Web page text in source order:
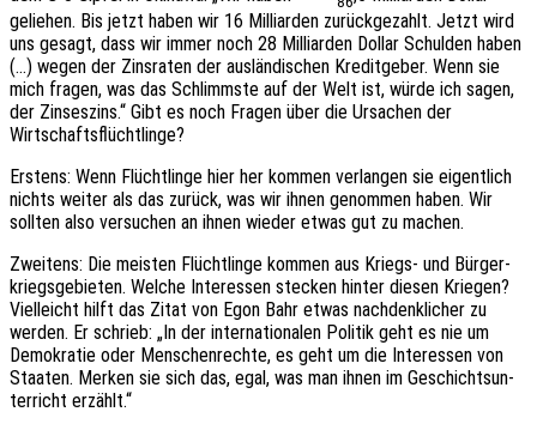
gelie­hen. Bis jetzt haben wir 16 Milli­ar­den zurück­ge­zahlt. Jetzt wird
uns gesagt, dass wir immer noch 28 Milli­ar­den Dollar Schul­den haben
(…) wegen der Zins­ra­ten der auslän­di­schen Kredit­ge­ber. Wenn sie
mich fragen, was das Schlimms­te auf der Welt ist, würde ich sagen,
der Zinses­zins.“ Gibt es noch Fragen über die Ursa­chen der
Wirtschaftsflüchtlinge?
Erstens: Wenn Flücht­lin­ge hier her kommen verlan­gen sie eigent­lich
nichts weiter als das zurück, was wir ihnen genom­men haben. Wir
soll­ten also versu­chen an ihnen wieder etwas gut zu machen.
Zwei­tens: Die meis­ten Flücht­lin­ge kommen aus Kriegs- und Bürger­
kriegs­ge­bie­ten. Welche Inter­es­sen stecken hinter diesen Krie­gen?
Viel­leicht hilft das Zitat von Egon Bahr etwas nach­denk­li­cher zu
werden. Er schrieb: „In der inter­na­tio­na­len Poli­tik geht es nie um
Demo­kra­tie oder Menschen­rech­te, es geht um die Inter­es­sen von
Staa­ten. Merken sie sich das, egal, was man ihnen im Geschichts­un­
ter­richt erzählt.“